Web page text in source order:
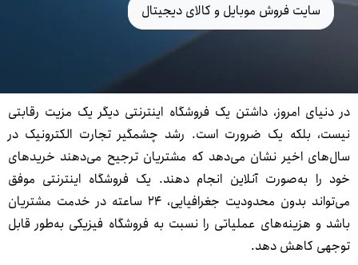
سایت فروش موبایل و کالای دیجیتال
در دنیای امروز، داشتن یک فروشگاه اینترنتی دیگر یک مزیت رقابتی
نیست، بلکه یک ضرورت است. رشد چشمگیر تجارت الکترونیک در
سال‌های اخیر نشان می‌دهد که مشتریان ترجیح می‌دهند خریدهای
خود را به‌صورت آنلاین انجام دهند. یک فروشگاه اینترنتی موفق
می‌تواند بدون محدودیت جغرافیایی، ۲۴ ساعته در خدمت مشتریان
باشد و هزینه‌های عملیاتی را نسبت به فروشگاه فیزیکی به‌طور قابل
توجهی کاهش دهد.